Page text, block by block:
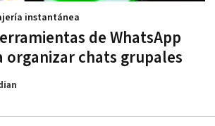
de WhatsApp
organizar chats grupales
instantánea